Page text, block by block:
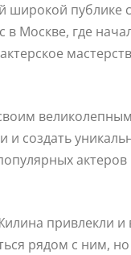
широкой
Москве, где
и создать
актеров
привлекли
рядом с ним, но